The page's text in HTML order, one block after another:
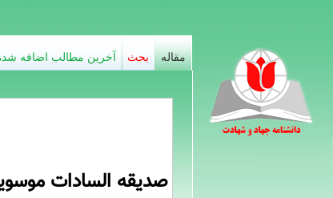
صدیقه السادات
آخرین مطالب اضافه بحث مقاله